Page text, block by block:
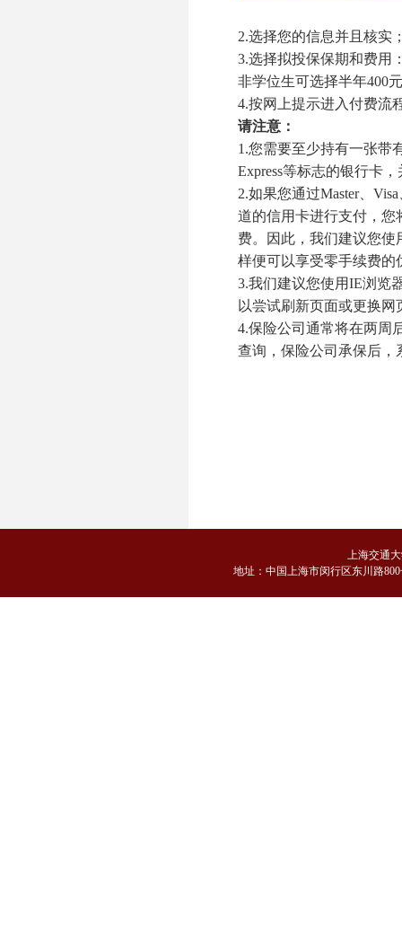
2.选择您的信息并且核实
3.选择拟投保保期和费用
非学位生可选择半年400
4.按网上提示进入付费流
请注意：
1.您需要至少持有一张带
Express等标志的银行卡
2.如果您通过Master、 Visa
道的信用卡进行支付，您
费。因此，我们建议您使
样便可以享受零手续费的
3.我们建议您使用IE浏览
以尝试刷新页面或更换网
4.保险公司通常将在两周
查询，保险公司承保后，
上海交通
地址：中国上海市闵行区东川路